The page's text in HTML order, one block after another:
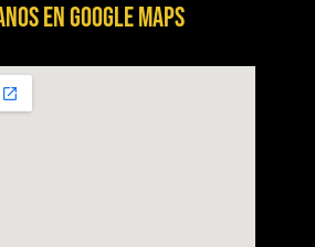
EN GOOGLE MAPS